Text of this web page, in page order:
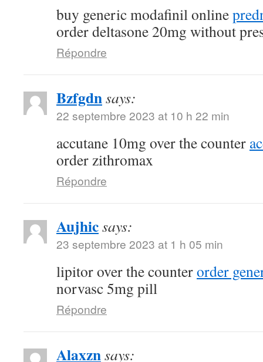
buy generic modafinil online
order deltasone 20mg without
Répondre
Bzfgdnsays:
22 septembre 2023 at 10 h 22 min
accutane 10mg over the counter
order zithromax
Répondre
Aujhicsays:
23 septembre 2023 at 1 h 05 min
lipitor over the counterorder
norvasc 5mg pill
Répondre
Alaxznsays: